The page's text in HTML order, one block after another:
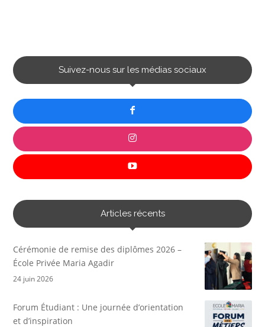
Suivez-nous sur les médias sociaux
Articles récents
Cérémonie de remise des diplômes 2026 –
École Privée Maria Agadir
24 juin 2026
Forum Étudiant : Une journée d’orientation
et d’inspiration